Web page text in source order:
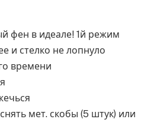
фен в идеале! 1й режим
и стелко не лопнуло
времени
мет. скобы (5 штук) или